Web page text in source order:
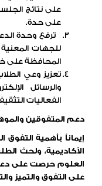
على نتائج
على حدة.
ترفع وحدة
للجهات
المحافظة على
تعزيز وعي
والرسائل
الفعاليات
دعم المتفوقين
إيماناً بأهمية التفوق
الأكاديمية، ولحث
العلوم حرصت على
على التفوق والتميز